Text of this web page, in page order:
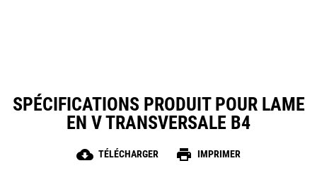
SPÉCIFICATIONS PRODUIT POUR LAME
EN V TRANSVERSALE B4
cloud_download TÉLÉCHARGER print IMPRIMER